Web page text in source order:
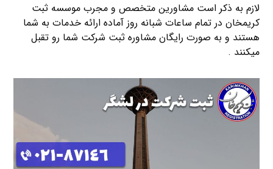
لازم به ذکر است مشاورین متخصص و مجرب موسسه ثبت
کریمخان در تمام ساعات شبانه روز آماده ارائه خدمات به شما
هستند و به صورت رایگان مشاوره ثبت شرکت شما رو تقبل
میکنند .